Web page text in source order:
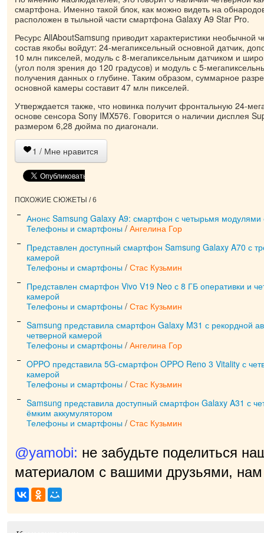
смартфона. Именно такой блок, как можно видеть на
расположен в тыльной части смартфона Galaxy A9 Star Pro.
Ресурс AllAboutSamsung приводит характеристики необычной
состав якобы войдут: 24-мегапиксельный основной датчик,
10 млн пикселей, модуль с 8-мегапиксельным датчиком и
(угол поля зрения до 120 градусов) и модуль с 5-
получения данных о глубине. Таким образом, суммарное
основной камеры составит 47 млн пикселей.
Утверждается также, что новинка получит фронтальную 24-
основе сенсора Sony IMX576. Говорится о наличии дисплея
размером 6,28 дюйма по диагонали.
1 / Мне нравится
ПОХОЖИЕ СЮЖЕТЫ / 6
Анонс Samsung Galaxy A9: смартфон с четырьмя
Телефоны и смартфоны / Ангелина Гор
Представлен доступный смартфон Samsung Galaxy A70 с
камерой
Телефоны и смартфоны / Стас Кузьмин
Представлен смартфон Vivo V19 Neo с 8 ГБ оперативки и
камерой
Телефоны и смартфоны / Стас Кузьмин
Samsung представила смартфон Galaxy M31 с рекордной
четверной камерой
Телефоны и смартфоны / Ангелина Гор
OPPO представила 5G-смартфон OPPO Reno 3 Vitality с
камерой
Телефоны и смартфоны / Стас Кузьмин
Samsung представила доступный смартфон Galaxy A31 с
ёмким аккумулятором
Телефоны и смартфоны / Стас Кузьмин
@yamobi: не забудьте поделиться
материалом с вашими друзьями, нам
приятн|